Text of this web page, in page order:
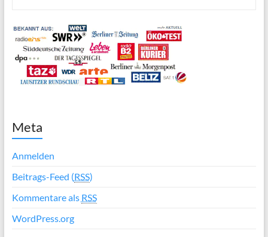
Meta
Anmelden
Beitrags-Feed (RSS)
Kommentare als RSS
WordPress.org